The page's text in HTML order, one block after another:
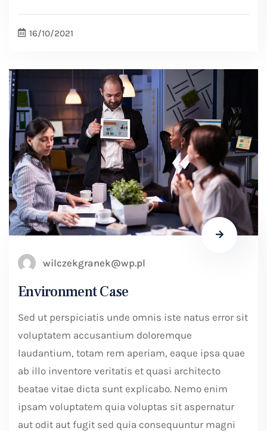
16/10/2021
wilczekgranek@wp.pl
Environment Case
Sed ut perspiciatis unde omnis iste natus error sit
voluptatem accusantium doloremque
laudantium, totam rem aperiam, eaque ipsa quae
ab illo inventore veritatis et quasi architecto
beatae vitae dicta sunt explicabo. Nemo enim
ipsam voluptatem quia voluptas sit aspernatur
aut odit aut fugit sed quia consequuntur magni